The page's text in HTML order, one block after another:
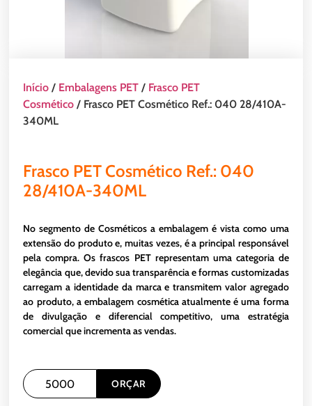
Início / Embalagens PET / Frasco PET
Cosmético / Frasco PET Cosmético Ref.: 040 28/410A-
340ML
Frasco PET Cosmético Ref.: 040
28/410A-340ML
No segmento de Cosméticos a embalagem é vista como uma
extensão do produto e, muitas vezes, é a principal responsável
pela compra. Os frascos PET representam uma categoria de
elegância que, devido sua transparência e formas customizadas
carregam a identidade da marca e transmitem valor agregado
ao produto, a embalagem cosmética atualmente é uma forma
de divulgação e diferencial competitivo, uma estratégia
comercial que incrementa as vendas.
ORÇAR